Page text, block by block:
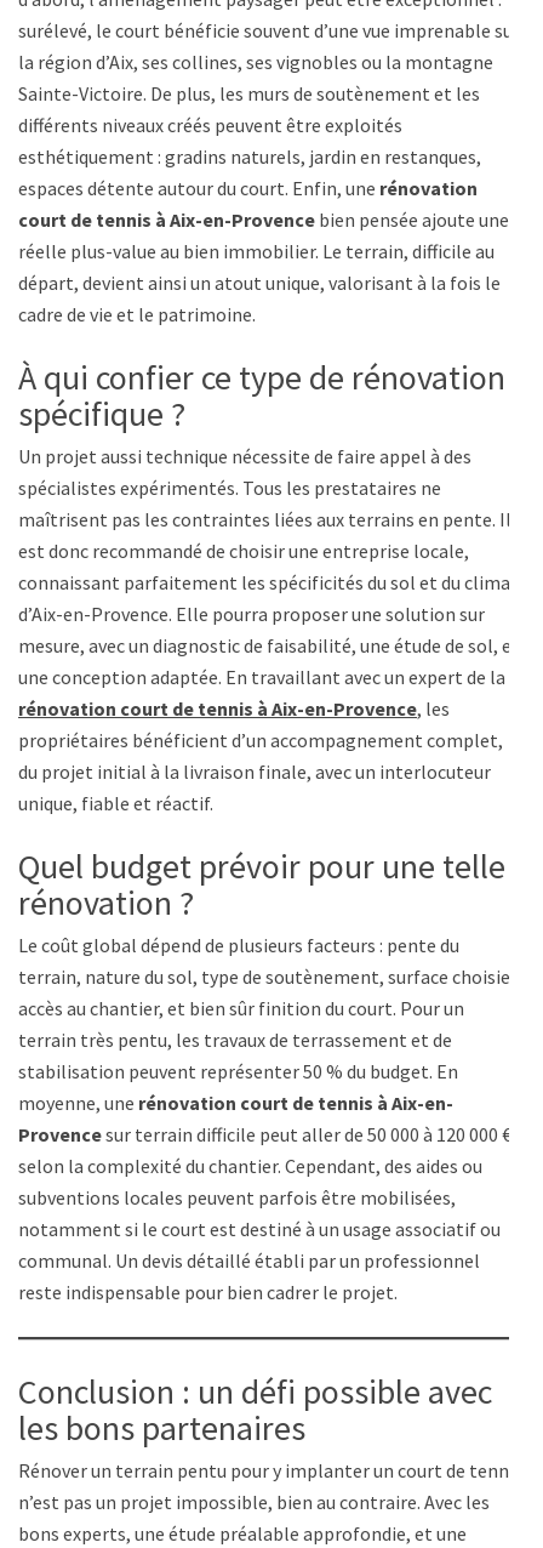
surélevé, le court bénéficie souvent d’une vue imprenable sur
la région d’Aix, ses collines, ses vignobles ou la montagne
Sainte-Victoire. De plus, les murs de soutènement et les
différents niveaux créés peuvent être exploités
esthétiquement : gradins naturels, jardin en restanques,
espaces détente autour du court. Enfin, une rénovation
court de tennis à Aix-en-Provence bien pensée ajoute une
réelle plus-value au bien immobilier. Le terrain, difficile au
départ, devient ainsi un atout unique, valorisant à la fois le
cadre de vie et le patrimoine.
À qui confier ce type de rénovation
spécifique ?
Un projet aussi technique nécessite de faire appel à des
spécialistes expérimentés. Tous les prestataires ne
maîtrisent pas les contraintes liées aux terrains en pente. Il
est donc recommandé de choisir une entreprise locale,
connaissant parfaitement les spécificités du sol et du climat
d’Aix-en-Provence. Elle pourra proposer une solution sur
mesure, avec un diagnostic de faisabilité, une étude de sol, et
une conception adaptée. En travaillant avec un expert de la
rénovation court de tennis à Aix-en-Provence, les
propriétaires bénéficient d’un accompagnement complet,
du projet initial à la livraison finale, avec un interlocuteur
unique, fiable et réactif.
Quel budget prévoir pour une telle
rénovation ?
Le coût global dépend de plusieurs facteurs : pente du
terrain, nature du sol, type de soutènement, surface choisie,
accès au chantier, et bien sûr finition du court. Pour un
terrain très pentu, les travaux de terrassement et de
stabilisation peuvent représenter 50 % du budget. En
moyenne, une rénovation court de tennis à Aix-en-
Provencesur terrain difficile peut aller de 50 000 à 120 000 €,
selon la complexité du chantier. Cependant, des aides ou
subventions locales peuvent parfois être mobilisées,
notamment si le court est destiné à un usage associatif ou
communal. Un devis détaillé établi par un professionnel
reste indispensable pour bien cadrer le projet.
Conclusion : un défi possible avec
les bons partenaires
Rénover un terrain pentu pour y implanter un court de tennis
n’est pas un projet impossible, bien au contraire. Avec les
bons experts, une étude préalable approfondie, et une